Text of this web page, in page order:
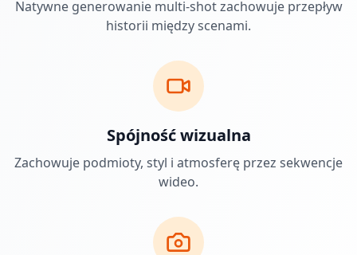
Natywne generowanie multi-shot zachowuje przepływ
historii między scenami.
Spójność wizualna
Zachowuje podmioty, styl i atmosferę przez sekwencje
wideo.